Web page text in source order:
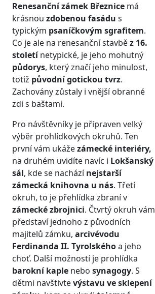
Renesanční zámek Březnice má
krásnou zdobenou fasádu s
typickým psaníčkovým sgrafitem.
Co je ale na renesanční stavběz 16.
stoletínetypické, je jeho mohutný
půdorys, který značí jeho minulost,
totiž původní gotickou tvrz.
Zachovány zůstaly i vnější obranné
zdi s baštami.
Pro návštěvníky je připraven velký
výběr prohlídkových okruhů. Ten
první vám ukážezámecké interiéry,
na druhém uvidíte navíc i Lokšanský
sál, kde se nacházínejstarší
zámecká knihovna u nás. Třetí
okruh, to je přehlídka zbraní v
zámecké zbrojnici. Čtvrtý okruh vám
představí jednoho z původních
majitelů zámku, arcivévodu
Ferdinanda II. Tyrolskéhoa jeho
choť. Další možností je prohlídka
barokní kaple nebo synagogy. S
dětmi navštivtevýstavu ve sklepení